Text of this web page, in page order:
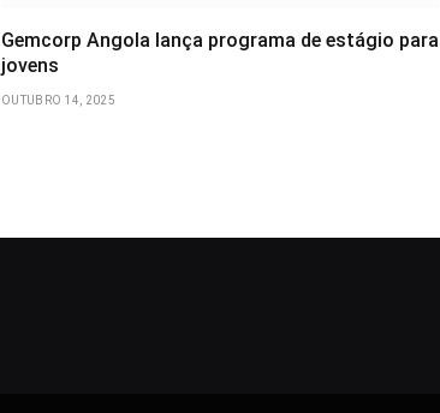
Gemcorp Angola lança programa de estágio para
jovens
OUTUBRO 14, 2025